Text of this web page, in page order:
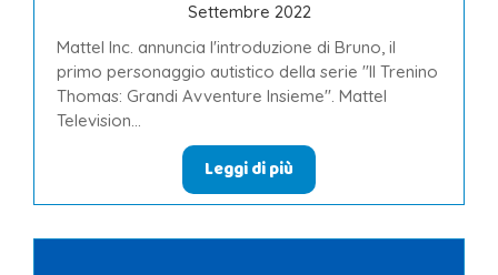
Settembre 2022
Mattel Inc. annuncia l'introduzione di Bruno, il
primo personaggio autistico della serie "Il Trenino
Thomas: Grandi Avventure Insieme". Mattel
Television...
Leggi di più